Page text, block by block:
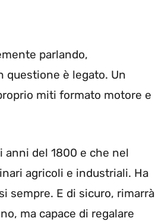
parlando,
questione è legato. Un
miti formato motore e
del 1800 e che nel
agricoli e industriali. Ha
sempre. E di sicuro, rimarrà
ma capace di regalare